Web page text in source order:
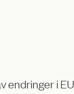
endringer i